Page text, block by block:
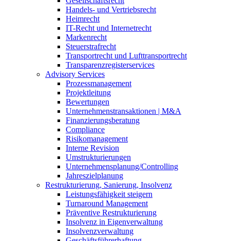
Handels- und Vertriebsrecht
Heimrecht
IT-Recht und Internetrecht
Markenrecht
Steuerstrafrecht
Transportrecht und Lufttransportrecht
Transparenzregisterservices
Advisory Services
Prozessmanagement
Projektleitung
Bewertungen
Unternehmenstransaktionen | M&A
Finanzierungsberatung
Compliance
Risikomanagement
Interne Revision
Umstrukturierungen
Unternehmensplanung/Controlling
Jahreszielplanung
Restrukturierung, Sanierung, Insolvenz
Leistungsfähigkeit steigern
Turnaround Management
Präventive Restrukturierung
Insolvenz in Eigenverwaltung
Insolvenzverwaltung